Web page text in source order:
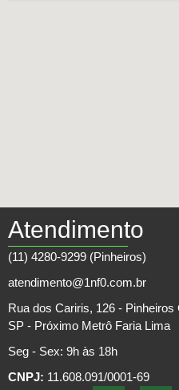
Atendimento
(11) 4280-9299 (Pinheiros)
atendimento@1nf0.com.br
Rua dos Cariris, 126 -
SP - Próximo Metrô Faria Lima
Seg - Sex: 9h às 18h
CNPJ: 11.608.091/0001-69